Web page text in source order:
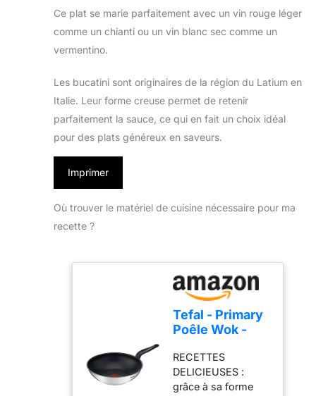
Ce plat se marie parfaitement avec un vin rouge léger
comme un chianti ou un vin blanc sec comme un
vermentino.
Les bucatini sont originaires de la région du Latium en
Italie. Leur forme creuse permet de retenir
parfaitement la sauce, ce qui en fait un choix idéal
pour des plats généreux en saveurs.
Imprimer
Où trouver le matériel de cuisine nécessaire pour ma
recette ?
Tefal - Primary
Poêle Wok -
28 cm - Inox
RECETTES
DELICIEUSES :
grâce à sa forme